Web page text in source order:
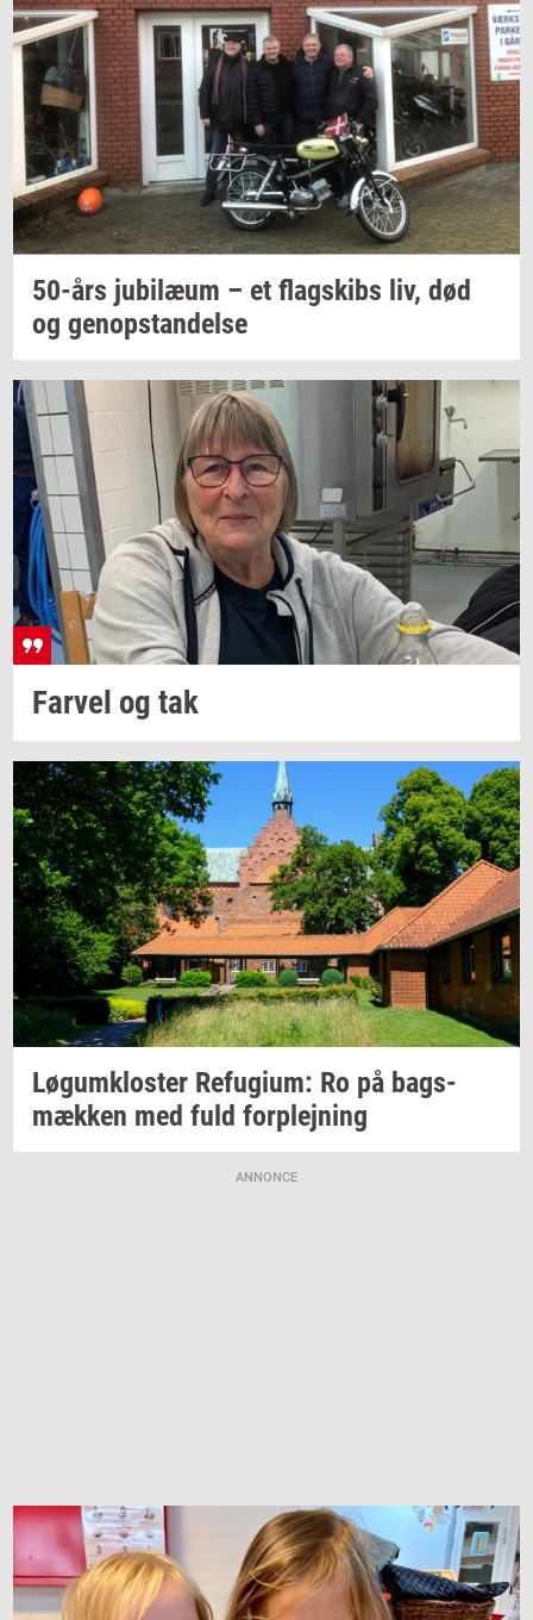
50-års ju­bilæum – et flagskibs liv, død
og genop­stan­del­se
Far­vel og tak
Løgum­klo­ster Re­fu­gi­um: Ro på bags­
mæk­ken med fuld for­plej­ning
ANNONCE